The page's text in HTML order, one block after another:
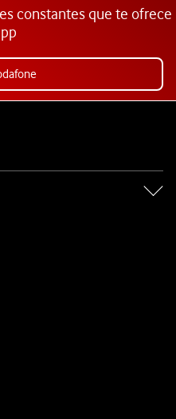
constantes que te ofrece
de Vodafone